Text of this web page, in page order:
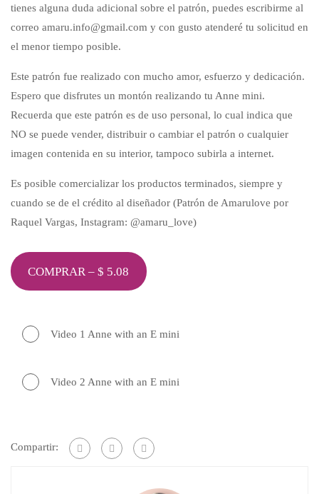
tienes alguna duda adicional sobre el patrón, puedes escribirme al
correo amaru.info@gmail.com y con gusto atenderé tu solicitud en
el menor tiempo posible.
Este patrón fue realizado con mucho amor, esfuerzo y dedicación.
Espero que disfrutes un montón realizando tu Anne mini.
Recuerda que este patrón es de uso personal, lo cual indica que
NO se puede vender, distribuir o cambiar el patrón o cualquier
imagen contenida en su interior, tampoco subirla a internet.
Es posible comercializar los productos terminados, siempre y
cuando se de el crédito al diseñador (Patrón de Amarulove por
Raquel Vargas, Instagram: @amaru_love)
COMPRAR –$ 5.08
Video 1 Anne with an E mini
Video 2 Anne with an E mini
Compartir: